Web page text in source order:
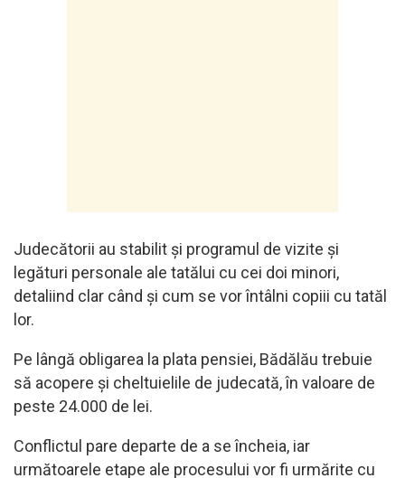
Judecătorii au stabilit și programul de vizite și
legături personale ale tatălui cu cei doi minori,
detaliind clar când și cum se vor întâlni copiii cu tatăl
lor.
Pe lângă obligarea la plata pensiei, Bădălău trebuie
să acopere și cheltuielile de judecată, în valoare de
peste 24.000 de lei.
Conflictul pare departe de a se încheia, iar
următoarele etape ale procesului vor fi urmărite cu